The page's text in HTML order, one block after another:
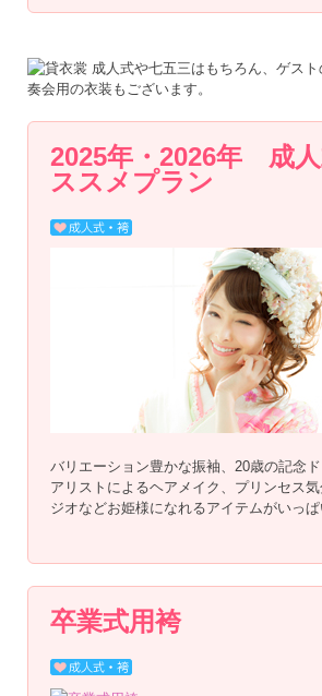
2025年・2026年 成
ススメプラン
バリエーション豊かな振袖、20歳の記念
アリストによるヘアメイク、プリンセス
ジオなどお姫様になれるアイテムがいっ
卒業式用袴